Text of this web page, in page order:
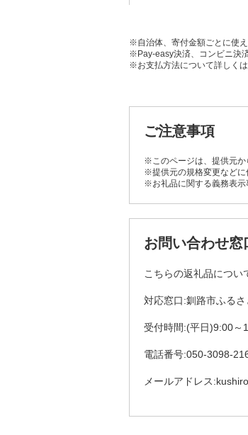
※自治体、寄付金額ごとに使え
※Pay-easy決済、コンビニ決
※お支払方法について詳しくは
ご注意事項
※このページは、提供元か
※提供元の規格変更などに
※お礼品に関する義務表示
お問い合わせ窓
こちらの返礼品につい
対応窓口:釧路市ふる
受付時間:(平日)9:00～
電話番号:050-3098-
メールアドレス